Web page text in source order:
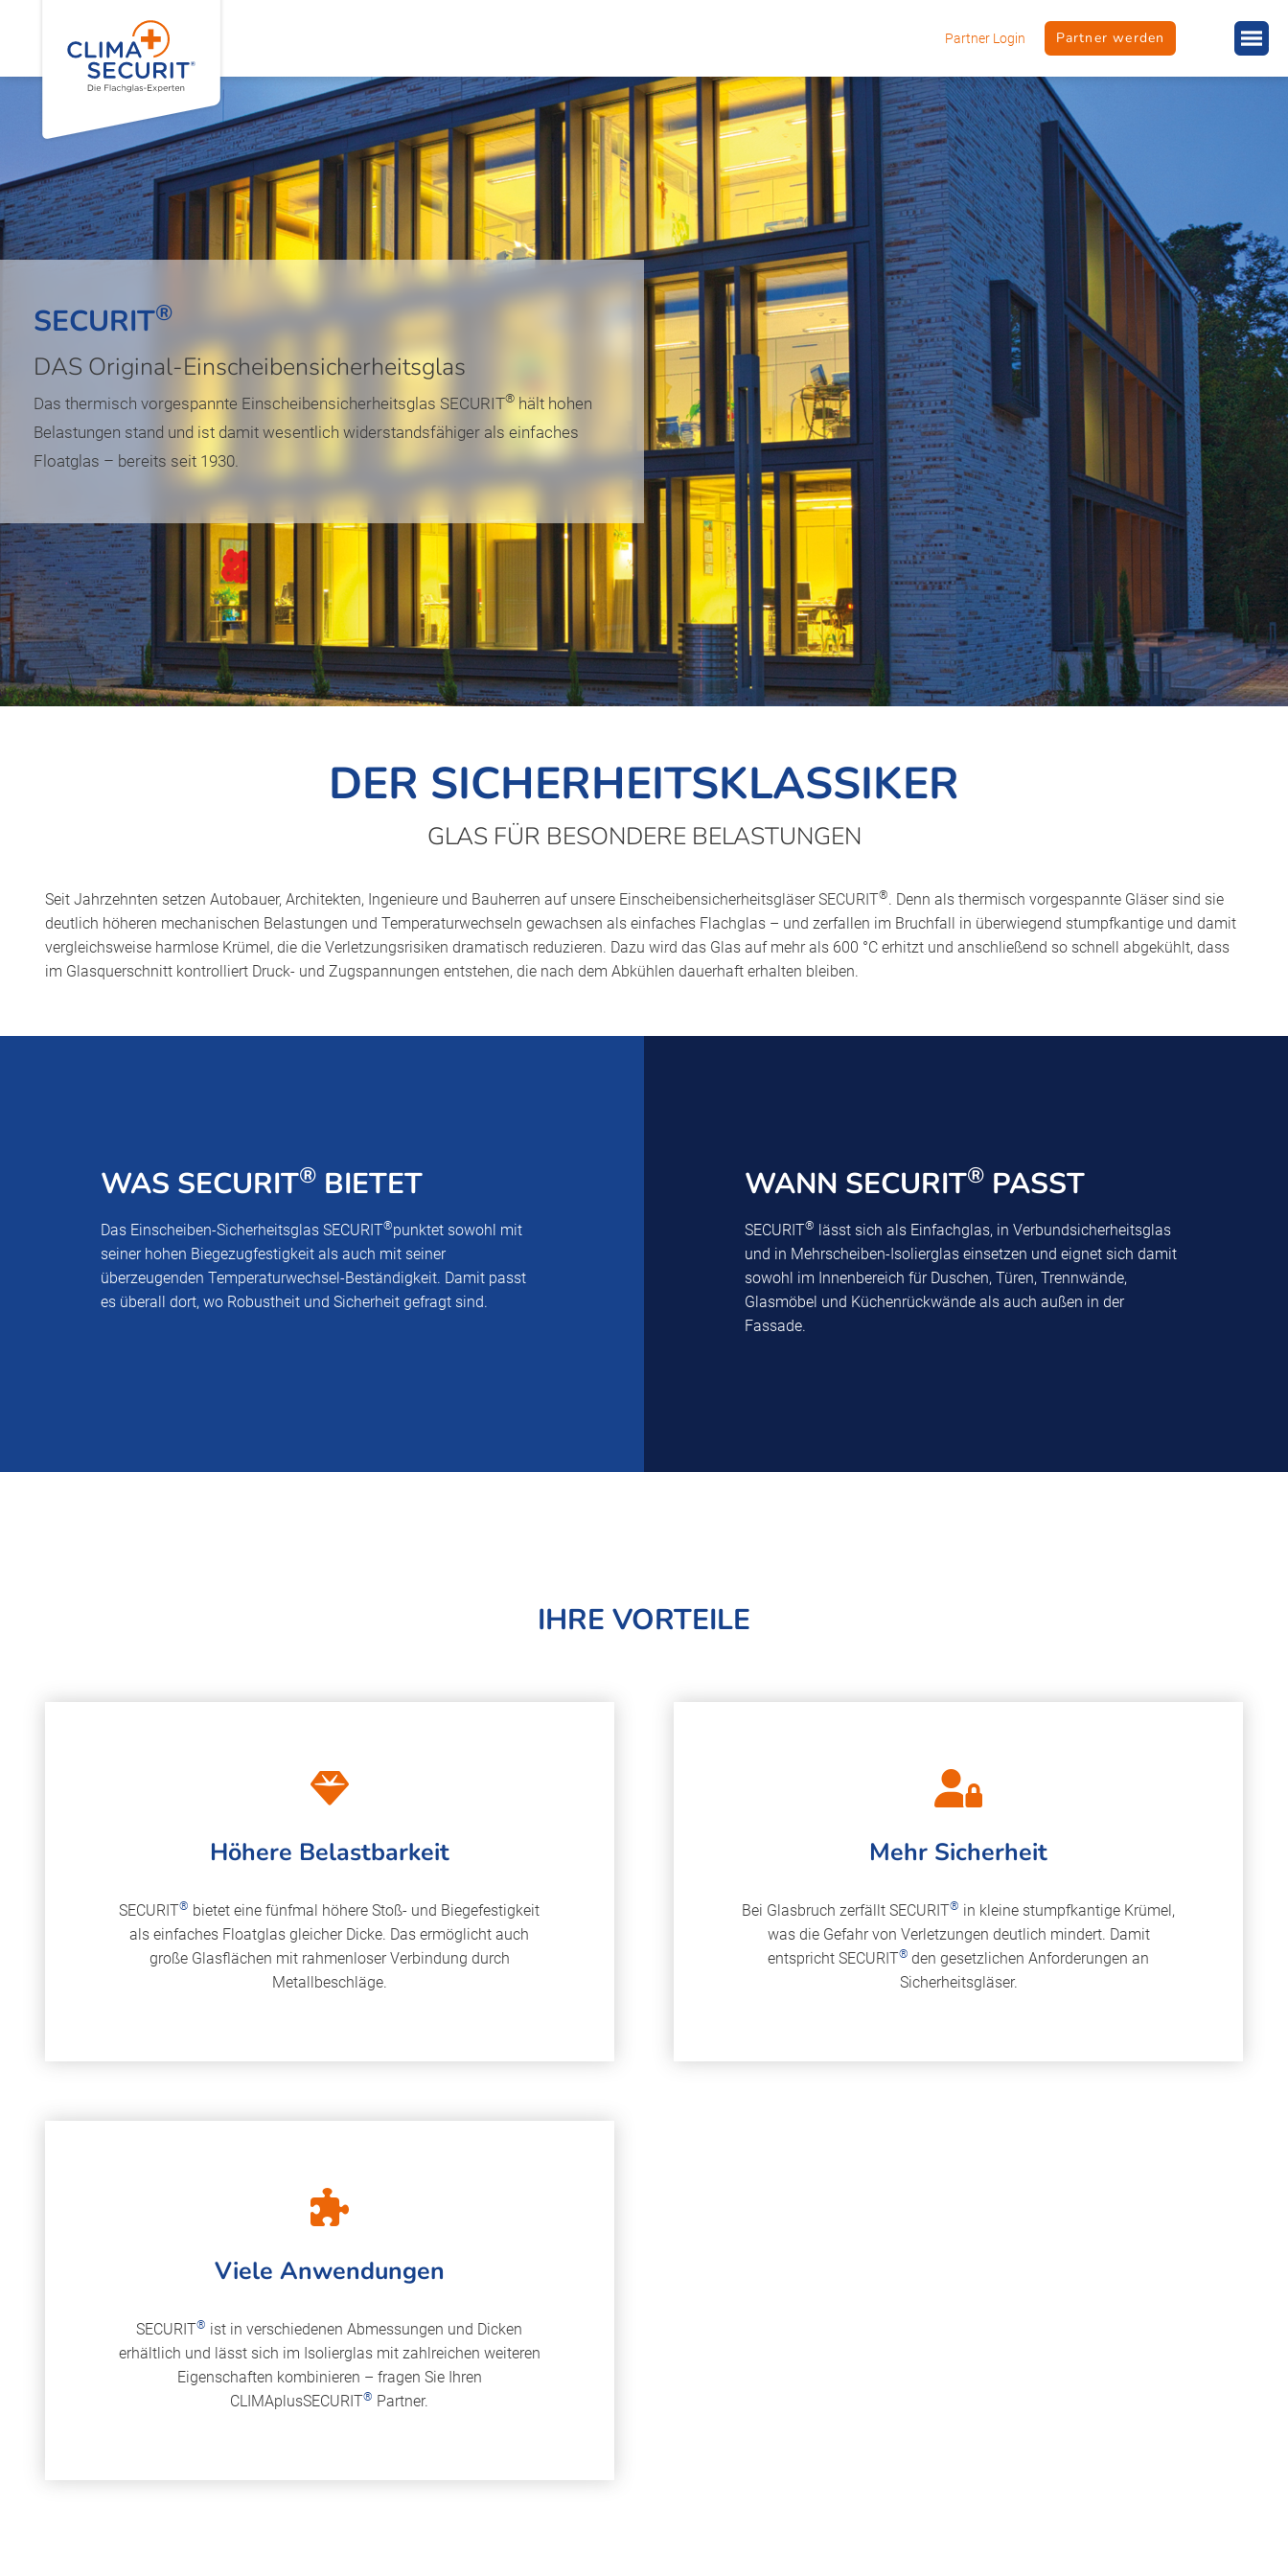
Partner Login Partner werden
SECURIT®
DAS Original-Einscheibensicherheitsglas
Das thermisch vorgespannte Einscheibensicherheitsglas SECURIT® hält hohen
Belastungen stand und ist damit wesentlich widerstandsfähiger als einfaches
Floatglas – bereits seit 1930.
DER SICHERHEITSKLASSIKER
GLAS FÜR BESONDERE BELASTUNGEN
Seit Jahrzehnten setzen Autobauer, Architekten, Ingenieure und Bauherren auf unsere Einscheibensicherheitsgläser SECURIT®. Denn als thermisch vorgespannte Gläser sind sie
deutlich höheren mechanischen Belastungen und Temperaturwechseln gewachsen als einfaches Flachglas – und zerfallen im Bruchfall in überwiegend stumpfkantige und damit
vergleichsweise harmlose Krümel, die die Verletzungsrisiken dramatisch reduzieren. Dazu wird das Glas auf mehr als 600 °C erhitzt und anschließend so schnell abgekühlt, dass
im Glasquerschnitt kontrolliert Druck- und Zugspannungen entstehen, die nach dem Abkühlen dauerhaft erhalten bleiben.
WAS SECURIT® BIETET
Das Einscheiben-Sicherheitsglas SECURIT®punktet sowohl mit
seiner hohen Biegezugfestigkeit als auch mit seiner
überzeugenden Temperaturwechsel-Beständigkeit. Damit passt
es überall dort, wo Robustheit und Sicherheit gefragt sind.
WANN SECURIT® PASST
SECURIT® lässt sich als Einfachglas, in Verbundsicherheitsglas
und in Mehrscheiben-Isolierglas einsetzen und eignet sich damit
sowohl im Innenbereich für Duschen, Türen, Trennwände,
Glasmöbel und Küchenrückwände als auch außen in der
Fassade.
IHRE VORTEILE
Höhere Belastbarkeit
SECURIT® bietet eine fünfmal höhere Stoß- und Biegefestigkeit
als einfaches Floatglas gleicher Dicke. Das ermöglicht auch
große Glasflächen mit rahmenloser Verbindung durch
Metallbeschläge.
Mehr Sicherheit
Bei Glasbruch zerfällt SECURIT® in kleine stumpfkantige Krümel,
was die Gefahr von Verletzungen deutlich mindert. Damit
entspricht SECURIT® den gesetzlichen Anforderungen an
Sicherheitsgläser.
Viele Anwendungen
SECURIT® ist in verschiedenen Abmessungen und Dicken
erhältlich und lässt sich im Isolierglas mit zahlreichen weiteren
Eigenschaften kombinieren – fragen Sie Ihren
CLIMAplusSECURIT® Partner.